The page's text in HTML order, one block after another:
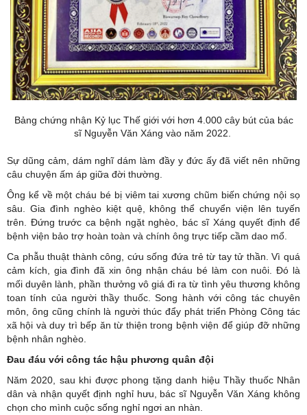
Bảng chứng nhận Kỷ lục Thế giới với hơn 4.000 cây bút của bác
sĩ Nguyễn Văn Xáng vào năm 2022.
Sự dũng cảm, dám nghĩ dám làm đầy y đức ấy đã viết nên những
câu chuyện ấm áp giữa đời thường.
Ông kể về một cháu bé bị viêm tai xương chũm biến chứng nội sọ
sâu. Gia đình nghèo kiệt quệ, không thể chuyển viện lên tuyến
trên. Đứng trước ca bệnh ngặt nghèo, bác sĩ Xáng quyết định để
bệnh viện bảo trợ hoàn toàn và chính ông trực tiếp cầm dao mổ.
Ca phẫu thuật thành công, cứu sống đứa trẻ từ tay tử thần. Vì quá
cảm kích, gia đình đã xin ông nhận cháu bé làm con nuôi. Đó là
mối duyên lành, phần thưởng vô giá đi ra từ tình yêu thương không
toan tính của người thầy thuốc. Song hành với công tác chuyên
môn, ông cũng chính là người thúc đẩy phát triển Phòng Công tác
xã hội và duy trì bếp ăn từ thiện trong bệnh viện để giúp đỡ những
bệnh nhân nghèo.
Đau đáu với công tác hậu phương quân đội
Năm 2020, sau khi được phong tặng danh hiệu Thầy thuốc Nhân
dân và nhận quyết định nghỉ hưu, bác sĩ Nguyễn Văn Xáng không
chọn cho mình cuộc sống nghỉ ngơi an nhàn.